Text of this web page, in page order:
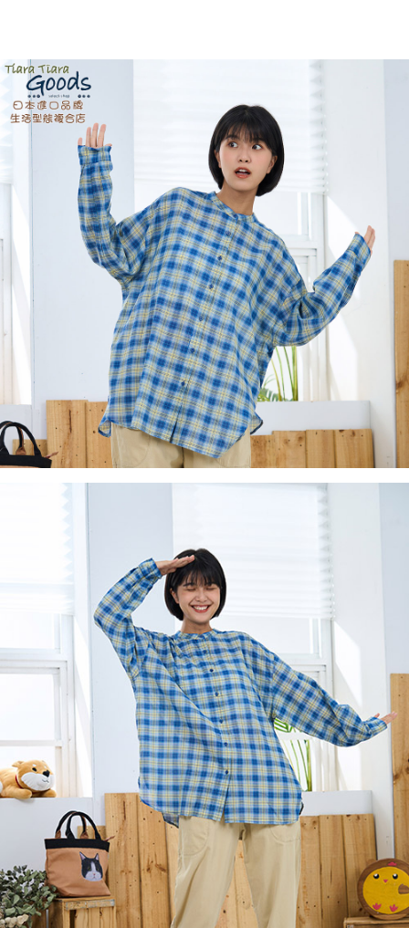
結帳頁面，進行簡訊認證並確認金額後，即可完成結帳。
２．訂單成立數日內，您將收到繳費通知簡訊。
３．收到繳費通知簡訊後14天內，點擊此簡訊中的連結，可透過四大超商／
ATM／網路銀行／等多元方式進行付款，方視為交易完成。
※ 請注意：結帳手續完成當下不需立刻繳費，但若您需要取消訂單，請聯絡
購買商品的店家。未經商家同意取消之訂單仍視為有效，需透過AFTEE先享
後付繳納相關費用。
※ 交易是否成功請以「AFTEE先享後付 」之結帳頁面顯示為準，若有關於
是否繳費成功／繳費後需取消欲退款等相關疑問，請聯繫「AFTEE先享後付
客戶支援中心」https://netprotections.freshdesk.com/support/home
【注意事項】
１．透過由恩沛科技股份有限公司提供之「AFTEE先享後付」服務完成之交
易，需依本服務之必要範圍內提供個人資料，並將交易相關給付款項請求債
權轉讓予恩沛科技股份有限公司。
２．關於個人資料處理事宜，請瀏覽以下網址：
https://aftee.tw/terms/#terms3
３．未成年的使用者請事先徵得法定代理人或監護人之同意方可使用
「AFTEE先享後付」，若未經同意申辦者引起之損失，本公司不負相關責
４．使用「AFTEE先享後付」時，將依據個別帳號之用戶狀況，依本公司即
時審查核予不同之上限額度；若仍有額度不足之情形，本公司將視審查結果
請求用戶進行身份認證。
５．嚴禁一人註冊多個帳號或使用他人資訊註冊。若發現惡意使用之情形，
恩沛科技股份有限公司將有權停止該用戶之使用額度並採取法律行動。
付款後全家取貨
每筆NT$60，滿NT$1,800(含以上)免運費
7-11取貨付款
每筆NT$60，滿NT$2,000(含以上)免運費
付款後7-11取貨
每筆NT$60，滿NT$2,000(含以上)免運費
黑貓宅急便(包裹尺寸60cm以下)
每筆NT$100，滿NT$2,000(含以上)免運費
黑貓宅急便(包裹尺寸90cm以下)
每筆NT$140，滿NT$2,000(含以上)免運費